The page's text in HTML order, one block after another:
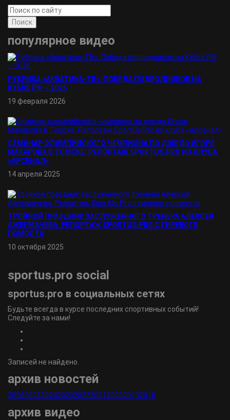
Поиск
популярное видео
РУБРИКА «АКВАТИКА-TВ». ПОБЕДА ПОДВОДНИКОВ НА
КУБКЕ РФ – 2026
19 февраля 2026
СЕМИНАР ОЛИМПИЙСКОГО ЧЕМПИОНА ПО ДЗЮДО ИГОРЯ
МАКАРОВА В ТОМСКЕ. РЕПОРТАЖ SPORTUS.PRO ИЗ КЛУБА
«АРСЕНАЛ»
14 апреля 2025
ТРОЙНОЙ ПРАЗДНИК ЗАСЛУЖЕННОГО ТРЕНЕРА АЛЕКСЕЯ
АЖЕРМАЧЕВА. РЕПОРТАЖ SPORTUS.PRO С ГИРЕВОГО
ПОМОСТА
10 октября 2025
sportus.pro social
sportus.pro в социальных сетях
Будьте всегда в курсе последних спортивных событий!
Следуйте за нами!
Записей не найдено.
архив новостей
202620252024202320222021 202020192018
архив видео